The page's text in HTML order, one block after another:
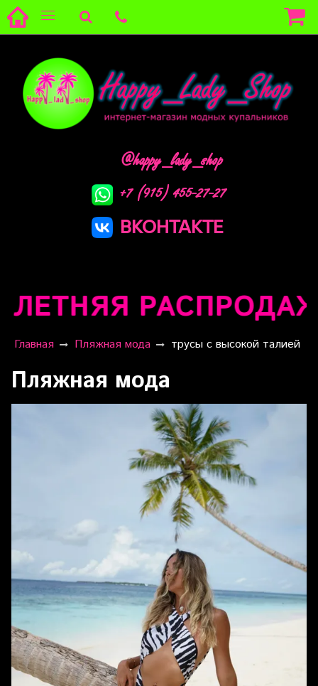
@happy_lady_shop
+7 (915) 455-27-27
ВКОНТАКТЕ
РАСПРОДАЖА
Главная Пляжная мода трусы с высокой талией
Пляжная мода